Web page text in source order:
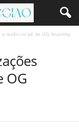
lesão no pé de OG Anunoby
OG